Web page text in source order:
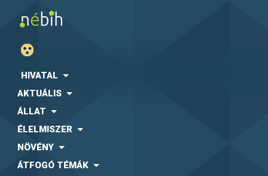
HIVATAL
AKTUÁLIS
ÁLLAT
ÉLELMISZER
NÖVÉNY
ÁTFOGÓ TÉMÁK